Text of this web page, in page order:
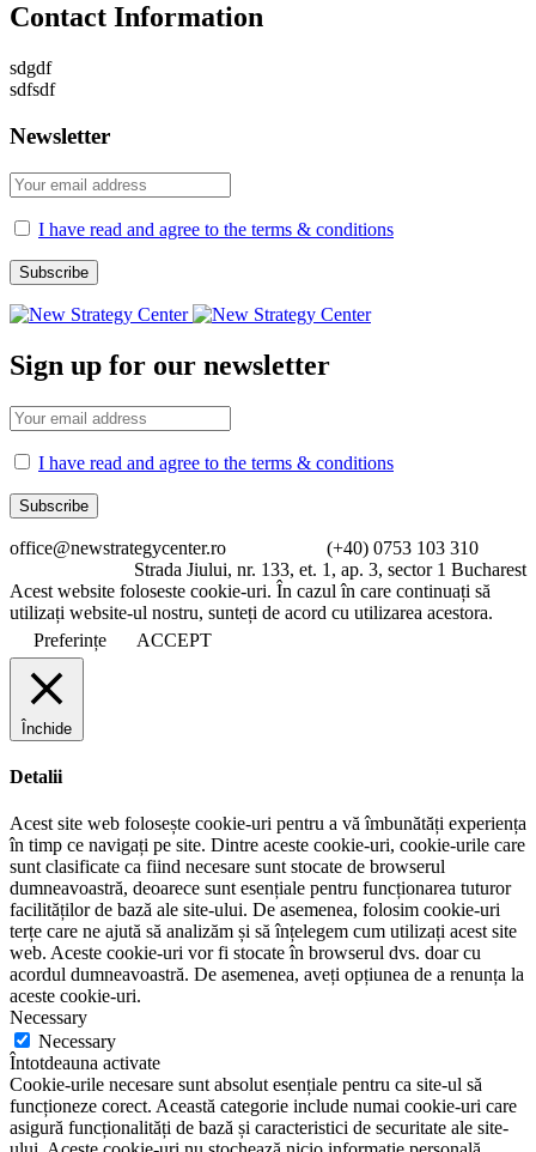
Contact Information
sdgdf
sdfsdf
Newsletter
I have read and agree to the terms & conditions
Sign up for our newsletter
I have read and agree to the terms & conditions
office@newstrategycenter.ro (+40) 0753 103 310
Strada Jiului, nr. 133, et. 1, ap. 3, sector 1 Bucharest
Acest website foloseste cookie-uri. În cazul în care continuați să
utilizați website-ul nostru, sunteți de acord cu utilizarea acestora.
Preferințe
ACCEPT
Închide
Detalii
Acest site web folosește cookie-uri pentru a vă îmbunătăți experiența
în timp ce navigați pe site. Dintre aceste cookie-uri, cookie-urile care
sunt clasificate ca fiind necesare sunt stocate de browserul
dumneavoastră, deoarece sunt esențiale pentru funcționarea tuturor
facilităților de bază ale site-ului. De asemenea, folosim cookie-uri
terțe care ne ajută să analizăm și să înțelegem cum utilizați acest site
web. Aceste cookie-uri vor fi stocate în browserul dvs. doar cu
acordul dumneavoastră. De asemenea, aveți opțiunea de a renunța la
aceste cookie-uri.
Necessary
Necessary
Întotdeauna activate
Cookie-urile necesare sunt absolut esențiale pentru ca site-ul să
funcționeze corect. Această categorie include numai cookie-uri care
asigură funcționalități de bază și caracteristici de securitate ale site-